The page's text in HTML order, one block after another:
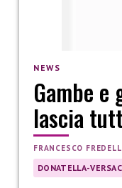
NEWS
Gambe
lascia
FRANCESCO
DONATELLA-